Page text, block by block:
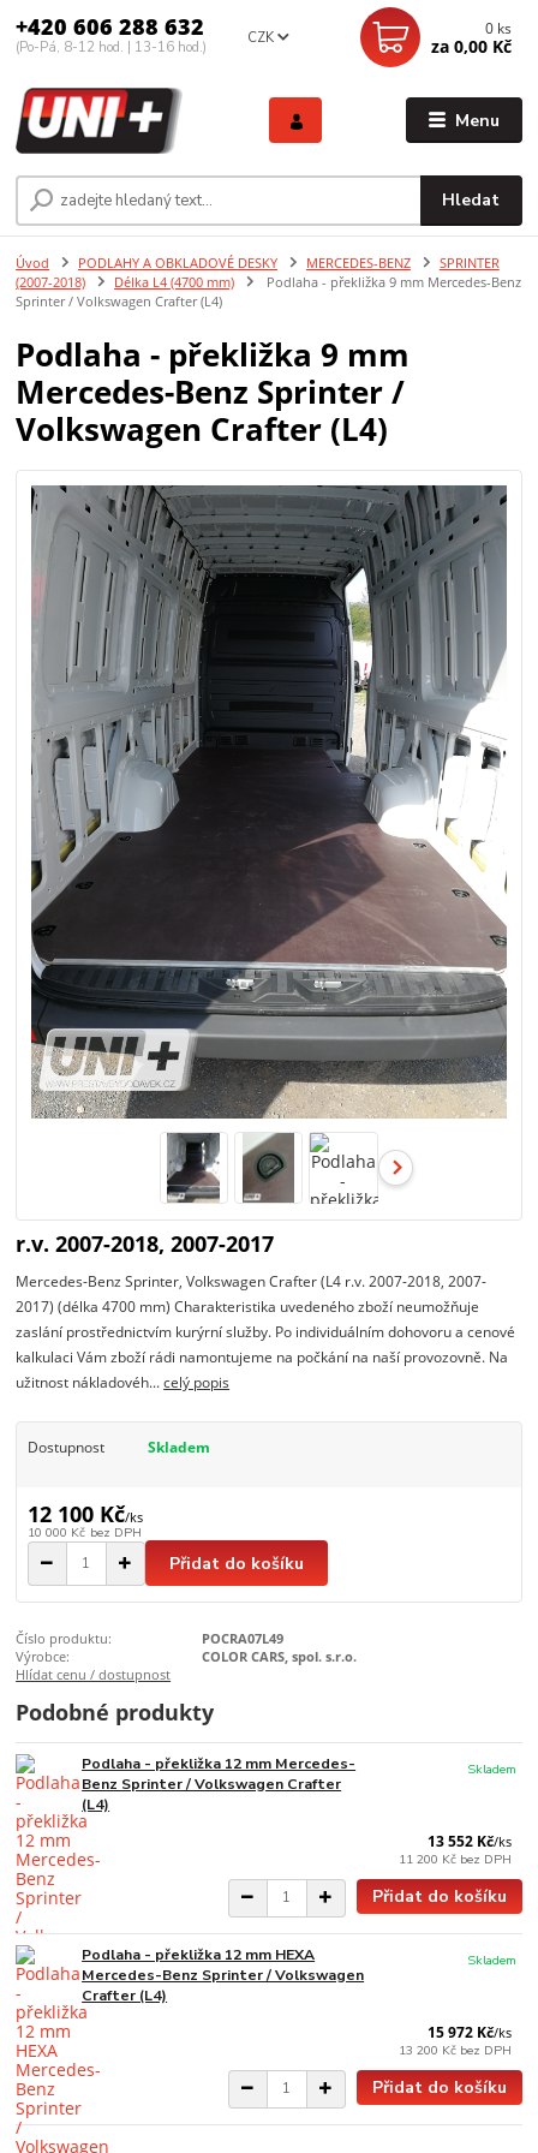
Menu
CZK
Hledat
+420 606 288 632
(Po-Pá, 8-12 hod. | 13-16 hod.)
0 ks
za 0,00 Kč
Úvod PODLAHY A OBKLADOVÉ DESKY MERCEDES-BENZ
SPRINTER
(2007-2018)
Délka L4 (4700 mm)
Podlaha - překližka 9 mm Mercedes-Benz
Sprinter / Volkswagen Crafter (L4)
Podlaha - překližka 9 mm
Mercedes-Benz Sprinter /
Volkswagen Crafter (L4)
r.v. 2007-2018, 2007-2017
Mercedes-Benz Sprinter, Volkswagen Crafter (L4 r.v. 2007-2018, 2007-
2017) (délka 4700 mm) Charakteristika uvedeného zboží neumožňuje
zaslání prostřednictvím kurýrní služby. Po individuálním dohovoru a cenové
kalkulaci Vám zboží rádi namontujeme na počkání na naší provozovně. Na
užitnost nákladovéh...celý popis
Dostupnost Skladem
12 100 Kč/ks
10 000 Kč bez DPH
Přidat do košíku
Číslo produktu:
POCRA07L49
Výrobce:
COLOR CARS, spol. s.r.o.
Hlídat cenu / dostupnost
Podobné produkty
Podlaha - překližka 12 mm Mercedes-
Benz Sprinter / Volkswagen Crafter
(L4)
13 552 Kč/ks
11 200 Kč bez DPH
Skladem
Přidat do košíku
Podlaha - překližka 12 mm HEXA
Mercedes-Benz Sprinter / Volkswagen
Crafter (L4)
15 972 Kč/ks
13 200 Kč bez DPH
Skladem
Přidat do košíku